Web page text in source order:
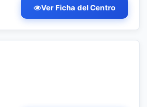
Ver Ficha del Centro